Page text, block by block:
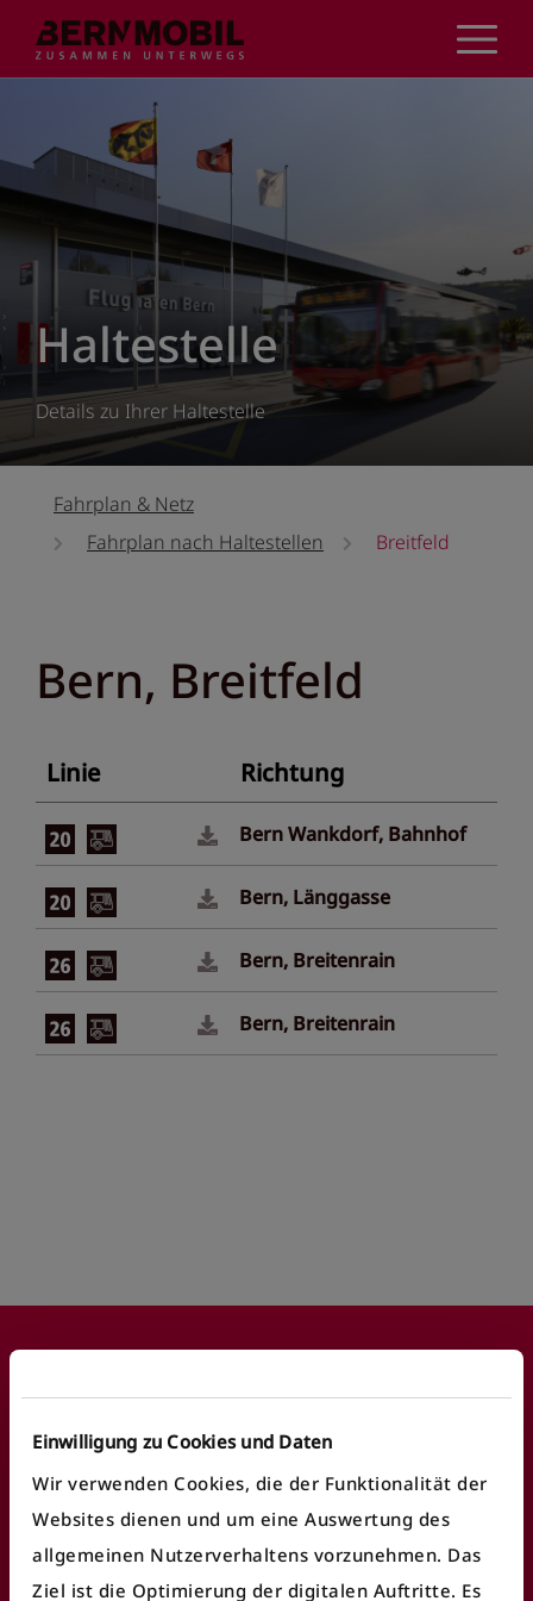
Einwilligung zu Cookies und Daten
Wir verwenden Cookies, die der Funktionalität der
Websites dienen und um eine Auswertung des
allgemeinen Nutzerverhaltens vorzunehmen. Das
Ziel ist die Optimierung der digitalen Auftritte. Es
Inhalt
Haltestelle
Details zu Ihrer Haltestelle
Fahrplan & Netz
Fahrplan nach Haltestellen
Breitfeld
Bern, Breitfeld
Linie Richtung
Bern Wankdorf, Bahnhof
Bern, Länggasse
Bern, Breitenrain
Bern, Breitenrain
Footer
Häufige Anliegen
Fahrausweiskontrolle